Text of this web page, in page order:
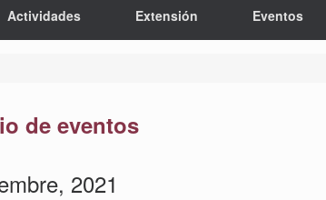
Actividades Extensión Eventos
de eventos
2021